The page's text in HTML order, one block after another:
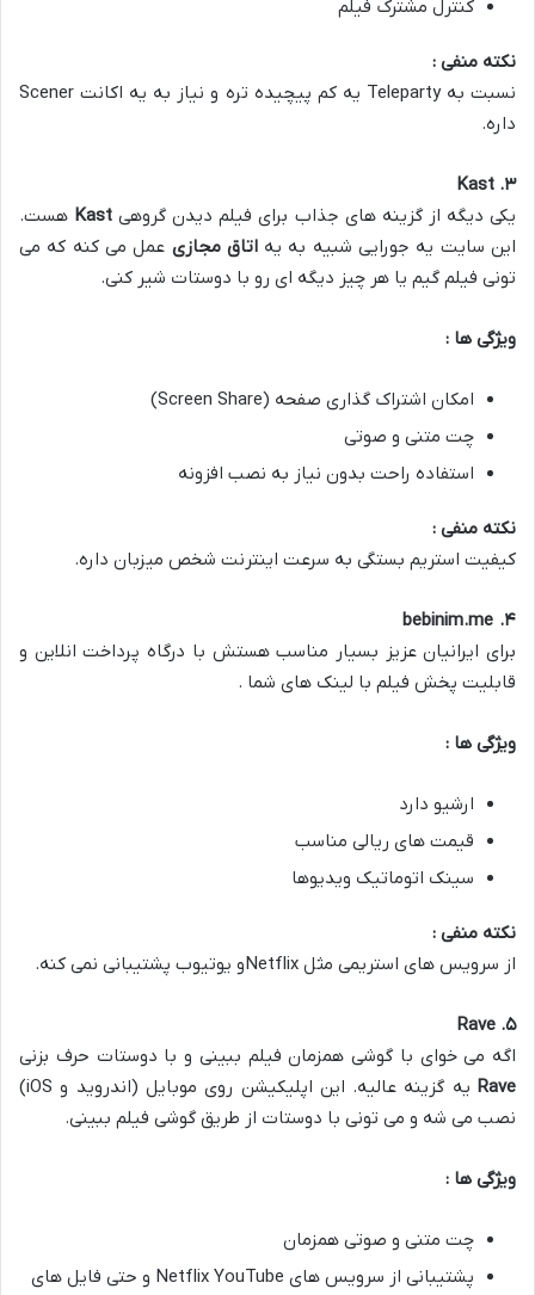
کنترل مشترک فیلم
نکته منفی :
نسبت به Teleparty یه کم پیچیده تره و نیاز به یه اکانت Scener
داره.
۳. Kast
یکی دیگه از گزینه های جذاب برای فیلم دیدن گروهی Kast هست.
این سایت یه جورایی شبیه به یهاتاق مجازی عمل می کنه که می
تونی فیلم گیم یا هر چیز دیگه ای رو با دوستات شیر کنی.
ویژگی ها :
امکان اشتراک گذاری صفحه (Screen Share)
چت متنی و صوتی
استفاده راحت بدون نیاز به نصب افزونه
نکته منفی :
کیفیت استریم بستگی به سرعت اینترنت شخص میزبان داره.
۴. bebinim.me
برای ایرانیان عزیز بسیار مناسب هستش با درگاه پرداخت انلاین و
قابلیت پخش فیلم با لینک های شما .
ویژگی ها :
ارشیو دارد
قیمت های ریالی مناسب
سینک اتوماتیک ویدیوها
نکته منفی :
از سرویس های استریمی مثل Netflixو یوتیوب پشتیبانی نمی کنه.
۵. Rave
اگه می خوای با گوشی همزمان فیلم ببینی و با دوستات حرف بزنی
Rave
یه گزینه عالیه. این اپلیکیشن روی موبایل (اندروید و iOS)
نصب می شه و می تونی با دوستات از طریق گوشی فیلم ببینی.
ویژگی ها :
چت متنی و صوتی همزمان
پشتیبانی از سرویس های Netflix YouTube و حتی فایل های